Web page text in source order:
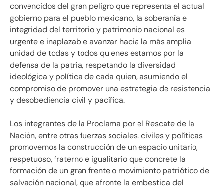
convencidos del gran peligro que representa el actual
gobierno para el pueblo mexicano, la soberanía e
integridad del territorio y patrimonio nacional es
urgente e inaplazable avanzar hacia la más amplia
unidad de todas y todos quienes estamos por la
defensa de la patria, respetando la diversidad
ideológica y política de cada quien, asumiendo el
compromiso de promover una estrategia de resistencia
y desobediencia civil y pacífica.
Los integrantes de la Proclama por el Rescate de la
Nación, entre otras fuerzas sociales, civiles y políticas
promovemos la construcción de un espacio unitario,
respetuoso, fraterno e igualitario que concrete la
formación de un gran frente o movimiento patriótico de
salvación nacional, que afronte la embestida del